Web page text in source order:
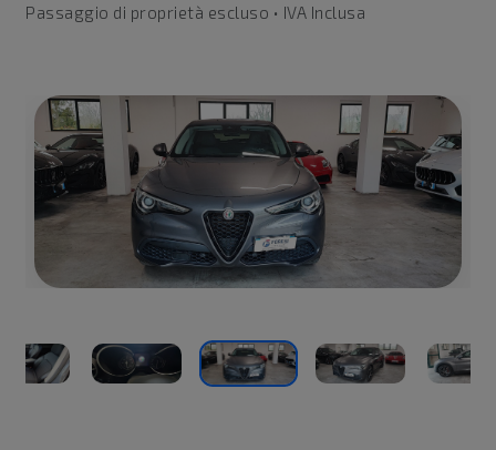
Passaggio di proprietà escluso • IVA Inclusa